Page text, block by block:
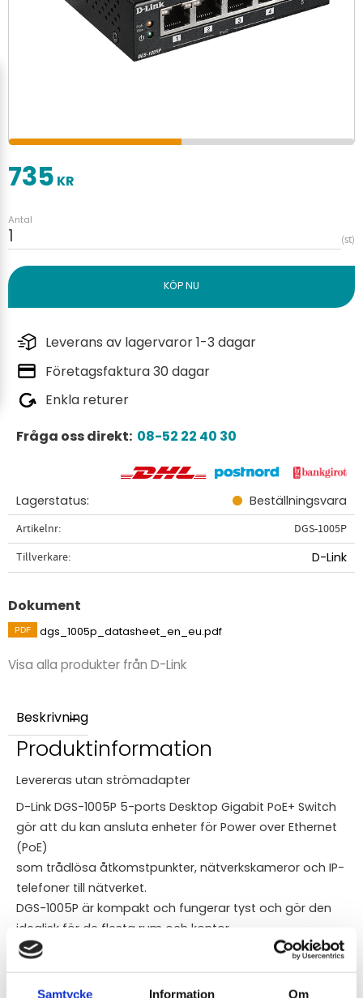
Samtycke Information Om
735 KR
Antal
st
Leverans av lagervaror 1-3 dagar
Företagsfaktura 30 dagar
Enkla returer
Fråga oss direkt: 08-52 22 40 30
Lagerstatus Beställningsvara
Artikelnr
DGS-1005P
Tillverkare
D-Link
Dokument
dgs_1005p_datasheet_en_eu.pdf
Visa alla produkter från D-Link
Beskrivning
Produktinformation
Levereras utan strömadapter
D-Link DGS-1005P 5-ports Desktop Gigabit PoE+ Switch
gör att du kan ansluta enheter för Power over Ethernet
(PoE)
som trådlösa åtkomstpunkter, nätverkskameror och IP-
telefoner till nätverket.
DGS-1005P är kompakt och fungerar tyst och gör den
idealisk för de flesta rum och kontor.
• 5x Gigabit Ethernet-portar (4x PoE+ portar)
• PoE +, 60W strömbudget